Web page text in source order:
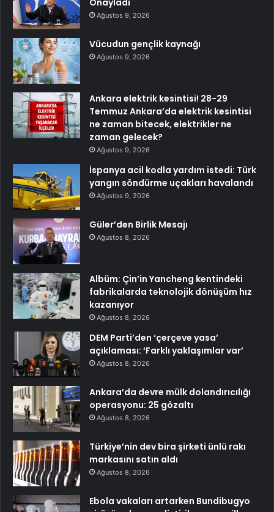
Onayladı
Ağustos 9, 2026
Vücudun gençlik kaynağı
Ağustos 9, 2026
Ankara elektrik kesintisi! 28-29
Temmuz Ankara’da elektrik kesintisi
ne zaman bitecek, elektrikler ne
zaman gelecek?
Ağustos 9, 2026
İspanya acil kodla yardım istedi: Türk
yangın söndürme uçakları havalandı
Ağustos 9, 2026
Güler’den Birlik Mesajı
Ağustos 8, 2026
Albüm: Çin’in Yancheng kentindeki
fabrikalarda teknolojik dönüşüm hız
kazanıyor
Ağustos 8, 2026
DEM Parti’den ‘çerçeve yasa’
açıklaması: ‘Farklı yaklaşımlar var’
Ağustos 8, 2026
Ankara’da devre mülk dolandırıcılığı
operasyonu: 25 gözaltı
Ağustos 8, 2026
Türkiye’nin dev bira şirketi ünlü rakı
markasını satın aldı
Ağustos 8, 2026
Ebola vakaları artarken Bundibugyo